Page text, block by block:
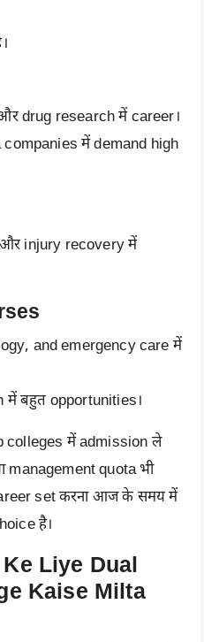
drug research में career।
में demand high
injury recovery में
and emergency care में
में बहुत opportunities।
में admission ले
management quota भी
set करना आज के समय में
है।
Liye Dual
Kaise Milta